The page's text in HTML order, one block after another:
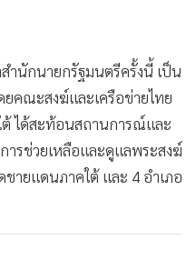
ำนักนายกรัฐมนตรีครั้งนี้ เป็น
คณะสงฆ์และเครือข่ายไทย
ได้สะท้อนสถานการณ์และ
รช่วยเหลือและดูแลพระสงฆ์
ายแดนภาคใต้ และ 4 อำเภอ